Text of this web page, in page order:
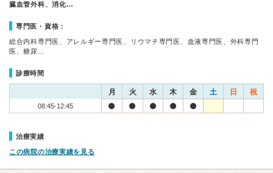
臓血管外科、消化…
専門医・資格：
総合内科専門医、アレルギー専門医、リウマチ専門医、血液専門医、外科専門
医、糖尿…
診療時間
月 火 水 木 金 土 日 祝
08:45-12:45
治療実績
この病院の治療実績を見る